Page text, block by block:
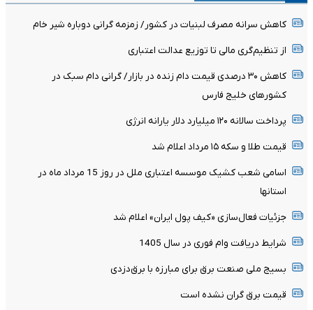
کاهش سرانه مصرف لبنیات در کشور/ زمزمه گرانی دوباره شیر خام
از تنظیم‌گری مالی تا توزیع عدالت اعتباری
کاهش ۳۰ درصدی قیمت دام زنده در بازار/ گرانی دام سبک در
کشور‌های خلیج فارس
پرداخت سالانه ۱۲۰ میلیارد دلار یارانه انرژی
قیمت طلا و سکه ۱۵ مرداد اعلام شد
اسامی شعب کشیک موسسه اعتباری ملل در روز 15 مرداد ماه در
استانها
جزئیات فعال‌سازی «کیف پول ایران» اعلام شد
شرایط دریافت وام فوری در سال 1405
بسیج ملی صنعت برق برای مبارزه با برق‌دزدی
قیمت برق گران نشده است